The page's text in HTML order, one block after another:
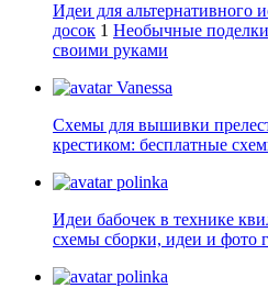
Идеи для альтернативного
досок 1 Необычные
своими руками
Vanessa
Схемы для вышивки
крестиком: бесплатные
polinka
Идеи бабочек в технике
схемы сборки, идеи и фото
polinka